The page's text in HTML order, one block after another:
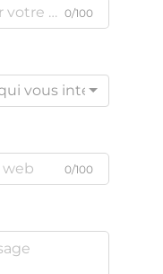
0/100
vous intéresse
0/100